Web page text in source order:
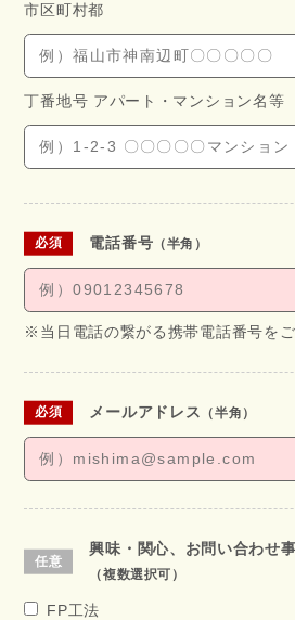
市区町村都
丁番地号 アパート・ マンション名等
電話番号 （半角）
※当日電話の繋がる携帯電話番号を
メールアドレス （半角）
興味・関心、お問い合わせ
（複数選択可）
FP工法